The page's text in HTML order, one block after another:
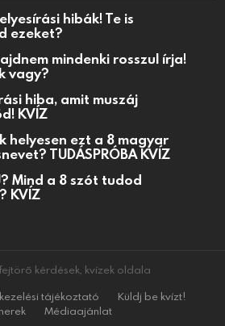
hibák! Te is
ezeket?
mindenki rosszul írja!
vagy?
hiba, amit muszáj
KVÍZ
helyesen ezt a 8 magyar
TUDÁSPRÓBA KVÍZ
Mind a 8 szót tudod
KVÍZ
kérdések, kvízek oldala
tájékoztató
Küldj be kvízt!
Médiaajánlat